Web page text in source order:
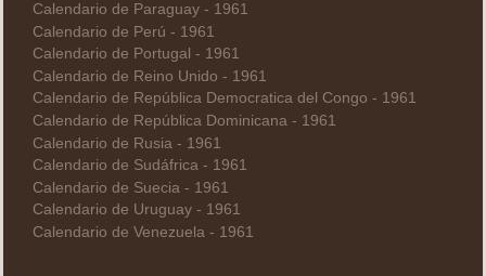
Calendario de Paraguay - 1961
Calendario de Perú - 1961
Calendario de Portugal - 1961
Calendario de Reino Unido - 1961
Calendario de República Democratica del Congo - 1961
Calendario de República Dominicana - 1961
Calendario de Rusia - 1961
Calendario de Sudáfrica - 1961
Calendario de Suecia - 1961
Calendario de Uruguay - 1961
Calendario de Venezuela - 1961